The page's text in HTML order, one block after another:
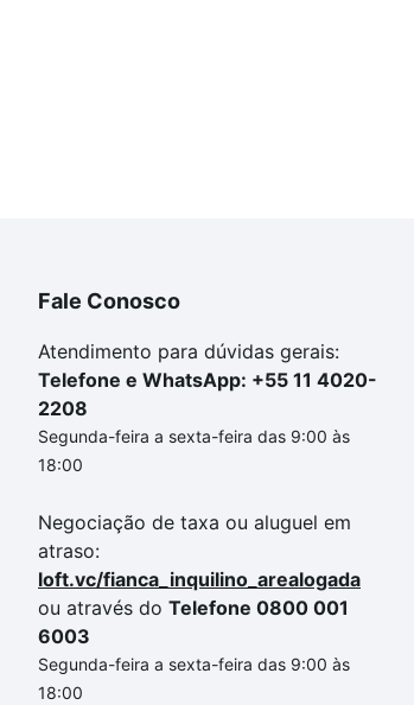
Fale Conosco
Atendimento para dúvidas gerais:
Telefone e WhatsApp: +55 11 4020-
2208
Segunda-feira a sexta-feira das 9:00 às
18:00
Negociação de taxa ou aluguel em
atraso:
loft.vc/fianca_inquilino_arealogada
ou através do Telefone 0800 001
6003
Segunda-feira a sexta-feira das 9:00 às
18:00